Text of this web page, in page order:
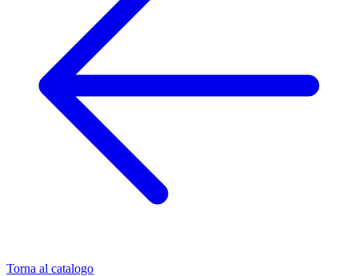
Torna al catalogo